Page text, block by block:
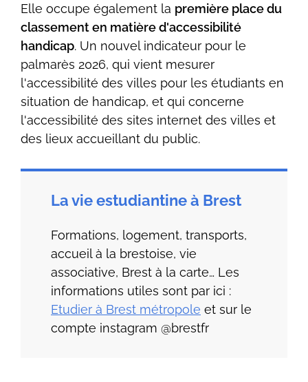
Elle occupe également la première place du
classement en matière d'accessibilité
handicap. Un nouvel indicateur pour le
palmarès 2026, qui vient mesurer
l'accessibilité des villes pour les étudiants en
situation de handicap, et qui concerne
l'accessibilité des sites internet des villes et
des lieux accueillant du public.
La vie estudiantine à Brest
Formations, logement, transports,
accueil à la brestoise, vie
associative, Brest à la carte… Les
informations utiles sont par ici :
Etudier à Brest métropole et sur le
compte instagram @brestfr